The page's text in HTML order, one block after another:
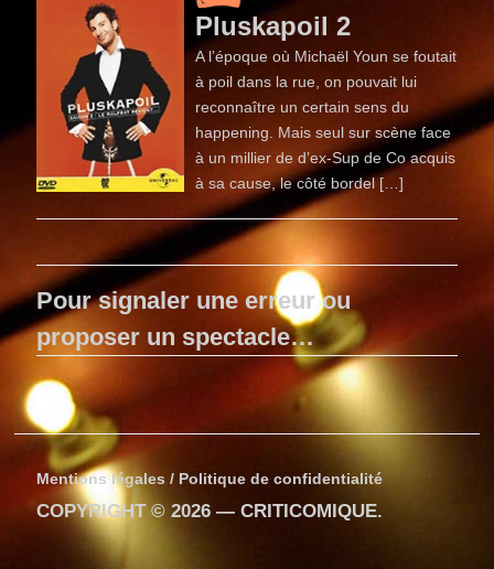
Pluskapoil 2
A l’époque où Michaël Youn se foutait
à poil dans la rue, on pouvait lui
reconnaître un certain sens du
happening. Mais seul sur scène face
à un millier de d’ex-Sup de Co acquis
à sa cause, le côté bordel […]
Pour signaler une erreur ou
proposer un spectacle…
Mentions légales / Politique de confidentialité
COPYRIGHT © 2026 —CRITICOMIQUE.